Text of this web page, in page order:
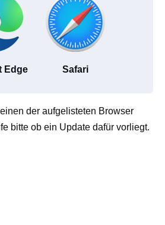
Edge Safari
der aufgelisteten Browser
bitte ob ein Update dafür vorliegt.